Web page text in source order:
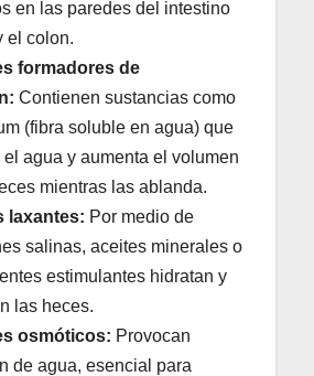
en las paredes del intestino
el colon.
formadores de
Contienen sustancias como
(fibra soluble en agua) que
agua y aumenta el volumen
mientras las ablanda.
laxantes: Por medio de
salinas, aceites minerales o
estimulantes hidratan y
las heces.
osmóticos: Provocan
de agua, esencial para